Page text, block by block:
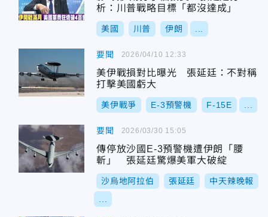
析：川普戰略目標「都沒達成」
美國 川普 伊朗
要聞
美伊戰損對比曝光 張延廷：不對稱
打擊美國虧大
美伊戰爭 E-3預警機 F-15E
2026/04/10 12:33
要聞
傳停放沙國E-3預警機遭伊朗「腰
斬」 張延廷驚爆美軍大破綻
沙烏地阿拉伯 張延廷 中天辣晚報
2026/03/30 15:05